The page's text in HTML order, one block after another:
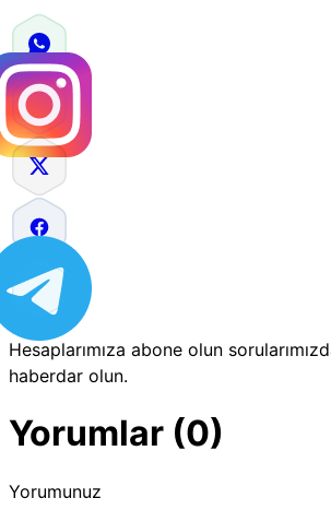
Hesaplarımıza abone olun
haberdar olun.
Yorumlar (0)
Yorumunuz